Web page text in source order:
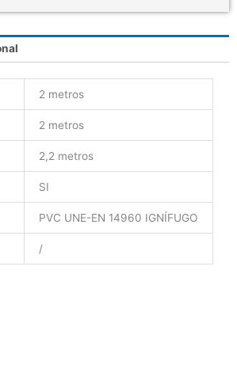
2 metros
2 metros
2,2 metros
SI
PVC UNE-EN 14960 IGNÍFUGO
/